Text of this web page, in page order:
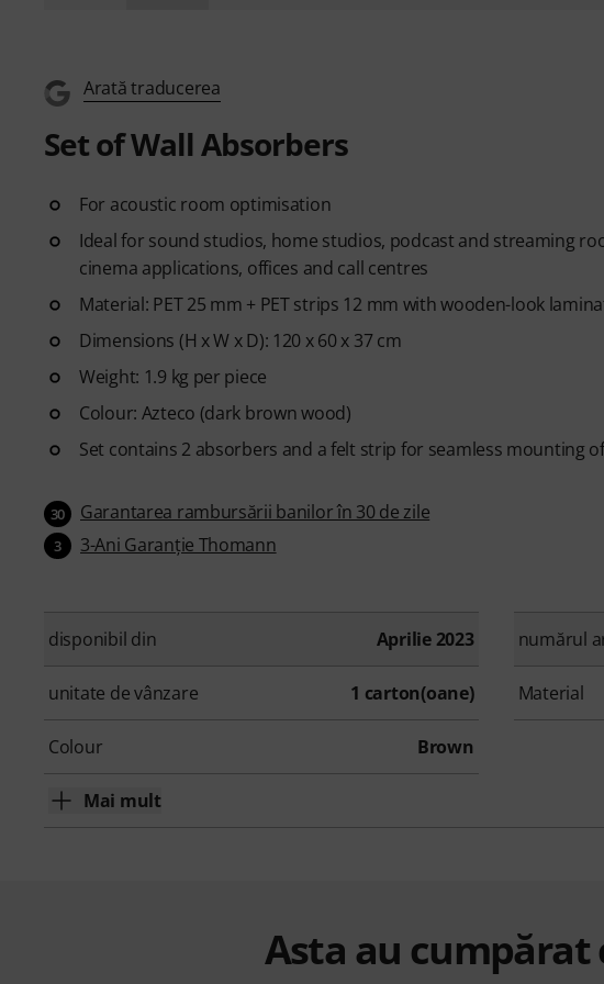
Arată traducerea
Set of Wall Absorbers
For acoustic room optimisation
Ideal for sound studios, home studios, podcast and streaming
cinema applications, offices and call centres
Material: PET 25 mm + PET strips 12 mm with wooden-look
Dimensions (H x W x D): 120 x 60 x 37 cm
Weight: 1.9 kg per piece
Colour: Azteco (dark brown wood)
Set contains 2 absorbers and a felt strip for seamless mounting
30 Garantarea rambursării banilor în 30 de zile
3 3-Ani Garanţie Thomann
disponibil din Aprilie 2023 numărul
unitate de vânzare 1 carton(oane) Material
Colour Brown
Mai mult
Asta au cumpărat